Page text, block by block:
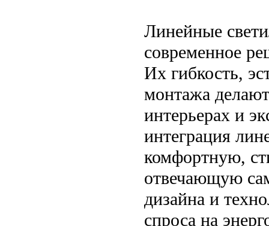
Линейные
современное
Их гибкость,
монтажа
интерьерах и
интеграция
комфортную,
отвечающую
дизайна и
спроса на